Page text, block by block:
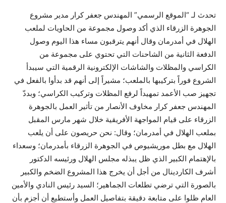
تحدث لـ “الموقع الرسمي” المهندس جعفر كرار مدير مشروع
الجوهرة الزرقاء الذي أكد وصول مجموعة من الحاويات لملعب
الهلال في أمدرمان وقال أنهم يترقبون مساء هذا اليوم وصول
الدفعة الثانية من الشاحنات التي تحتوي على مجموعة من
الكراسي والمظلات والشاشات الإلكترونية الرقمية التي سيبدأ
الشروع فوراً بتركيبها بالملعب؛ مشيراً إلى أنهم قد بدأوا بالفعل في
تجهيز صب الأعمد تمهيداً لرفع المظلات وتركيب الكراسي؛ وبددّ
المهندس جعفر كرار مخاوف الأنصار من تأثير العمل بالجوهرة
الزرقاء على قيام المواجهة الأفريقية خلال شهر مارس المقبل
بملعب الهلال في أمدرمان؛ وقال: نحن حريصون على أن يلعب
الهلال مع بطل موريشيوص في الجوهرة الزرقاء بأمدرمان؛ وسعداء
بالإهتمام الكبير الذي ظل يبذله مجلس الهلال ورئيسه الدكتور
أشرف الكاردينال من أجل أن يخرج هذا المشروع الضخم والكبير
بالصورة التي ترضي تطلعات الجماهير؛ السيد رئيس النادي والأمين
العام ظلوا على متابعة دقيقة بتفاصيل العمل وأستطيع أن أجزم بأن